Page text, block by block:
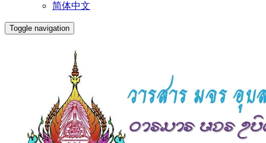
简体中文
Toggle navigation